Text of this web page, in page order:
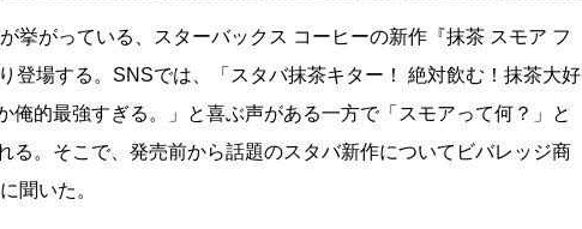
がっている、スターバックス コーヒーの新作『抹茶 スモア フ
登場する。SNSでは、「スタバ抹茶キター！ 絶対飲む！抹茶大好
俺的最強すぎる。」と喜ぶ声がある一方で「スモアって何？」と
る。そこで、発売前から話題のスタバ新作についてビバレッジ商
聞いた。